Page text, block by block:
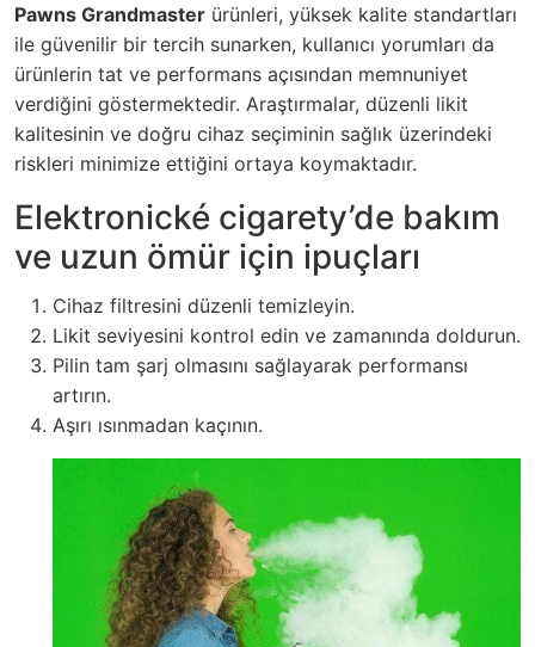
Pawns Grandmaster ürünleri, yüksek kalite standartları
ile güvenilir bir tercih sunarken, kullanıcı yorumları da
ürünlerin tat ve performans açısından memnuniyet
verdiğini göstermektedir. Araştırmalar, düzenli likit
kalitesinin ve doğru cihaz seçiminin sağlık üzerindeki
riskleri minimize ettiğini ortaya koymaktadır.
Elektronické cigarety’de bakım
ve uzun ömür için ipuçları
Cihaz filtresini düzenli temizleyin.
Likit seviyesini kontrol edin ve zamanında doldurun.
Pilin tam şarj olmasını sağlayarak performansı
artırın.
Aşırı ısınmadan kaçının.